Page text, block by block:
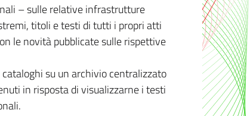
– sulle relative infrastrutture
titoli e testi di tutti i propri atti
le novità pubblicate sulle rispettive
su un archivio centralizzato
in risposta di visualizzarne i testi